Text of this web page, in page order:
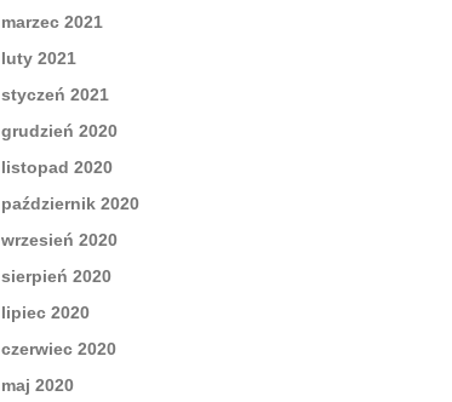
marzec 2021
luty 2021
styczeń 2021
grudzień 2020
listopad 2020
październik 2020
wrzesień 2020
sierpień 2020
lipiec 2020
czerwiec 2020
maj 2020